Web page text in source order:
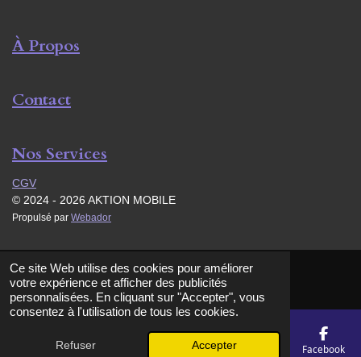
Ce site Web utilise des cookies pour améliorer
votre expérience et afficher des publicités
personnalisées. En cliquant sur "Accepter", vous
consentez à l'utilisation de tous les cookies.
Refuser Accepter
À Propos
Contact
Nos Services
CGV
© 2024 - 2026 AKTION MOBILE
Propulsé par Webador
E-mail Carte Facebook